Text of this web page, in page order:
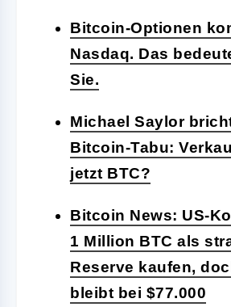
Bitcoin-Optionen
Nasdaq. Das
Sie.
Michael Saylor
Bitcoin-Tabu:
jetzt BTC?
Bitcoin News: US-
1 Million BTC als
Reserve kaufen,
bleibt bei $77.000